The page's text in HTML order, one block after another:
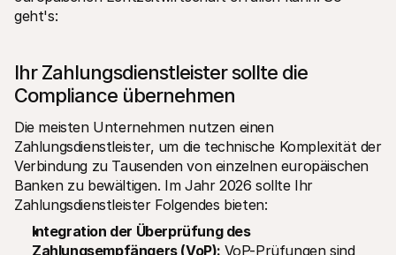
geht's:
Ihr Zahlungsdienstleister sollte die
Compliance übernehmen
Die meisten Unternehmen nutzen einen
Zahlungsdienstleister, um die technische Komplexität der
Verbindung zu Tausenden von einzelnen europäischen
Banken zu bewältigen. Im Jahr 2026 sollte Ihr
Zahlungsdienstleister Folgendes bieten:
Integration der Überprüfung des
Zahlungsempfängers (VoP): VoP-Prüfungen sind